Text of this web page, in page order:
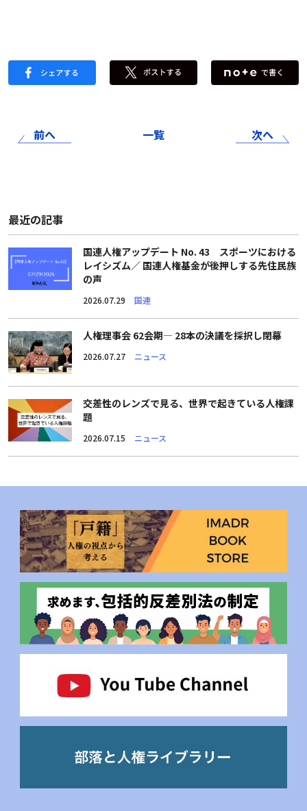
前へ 一覧 次へ
最近の記事
国連人権アップデート No. 43 スポーツにおける
レイシズム／ 国連人権基金が後押しする先住民族
の声
2026.07.29 国連
人権理事会 62会期― 28本の決議を採択し閉幕
2026.07.27 ニュース
交差性のレンズで見る、世界で起きている人権課
題
2026.07.15 ニュース